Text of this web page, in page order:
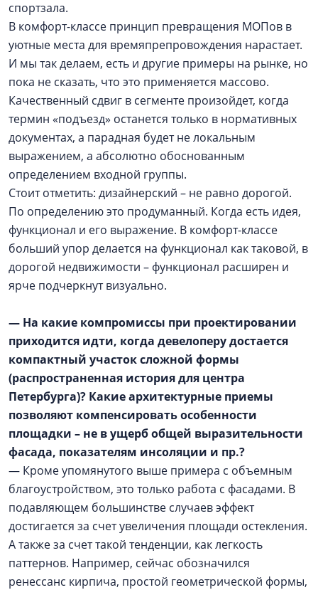
спортзала.
В комфорт-классе принцип превращения МОПов в
уютные места для времяпрепровождения нарастает.
И мы так делаем, есть и другие примеры на рынке, но
пока не сказать, что это применяется массово.
Качественный сдвиг в сегменте произойдет, когда
термин «подъезд» останется только в нормативных
документах, а парадная будет не локальным
выражением, а абсолютно обоснованным
определением входной группы.
Стоит отметить: дизайнерский – не равно дорогой.
По определению это продуманный. Когда есть идея,
функционал и его выражение. В комфорт-классе
больший упор делается на функционал как таковой, в
дорогой недвижимости – функционал расширен и
ярче подчеркнут визуально.
— На какие компромиссы при проектировании
приходится идти, когда девелоперу достается
компактный участок сложной формы
(распространенная история для центра
Петербурга)? Какие архитектурные приемы
позволяют компенсировать особенности
площадки – не в ущерб общей выразительности
фасада, показателям инсоляции и пр.?
— Кроме упомянутого выше примера с объемным
благоустройством, это только работа с фасадами. В
подавляющем большинстве случаев эффект
достигается за счет увеличения площади остекления.
А также за счет такой тенденции, как легкость
паттернов. Например, сейчас обозначился
ренессанс кирпича, простой геометрической формы,